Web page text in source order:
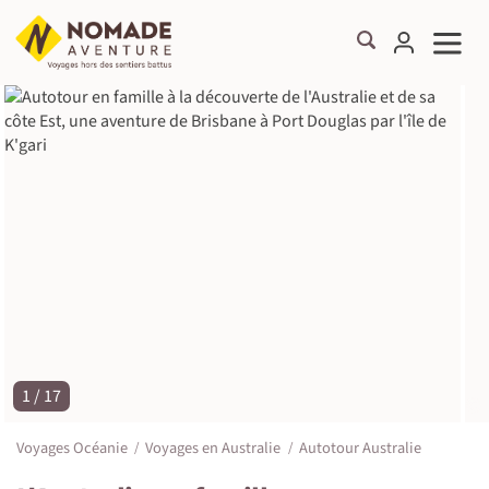
1 / 17
Voyages Océanie Voyages en Australie Autotour Australie